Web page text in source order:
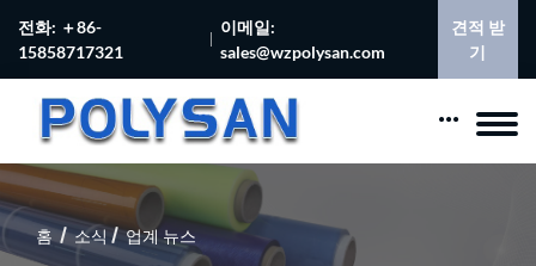
전화: ＋86-
15858717321
이메일:
sales@wzpolysan.com
견적 받
기
홈 소식 업계 뉴스